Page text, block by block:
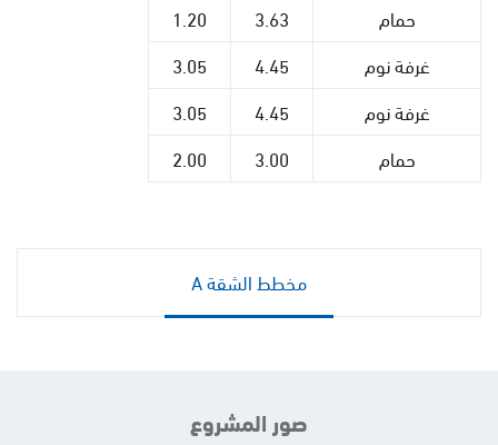
حمام
3.63
1.20
غرفة نوم
4.45
3.05
غرفة نوم
4.45
3.05
حمام
3.00
2.00
مخطط الشقة A
صور المشروع